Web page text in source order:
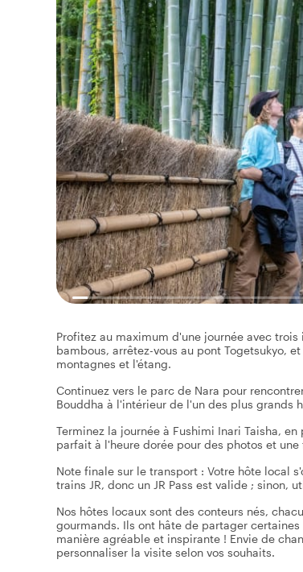
Profitez au maximum d'une journée avec
bambous, arrêtez-vous au pont Togetsukyo,
montagnes et l'étang.
Continuez vers le parc de Nara pour
Bouddha à l'intérieur de l'un des plus grands
Terminez la journée à Fushimi Inari Taisha,
parfait à l'heure dorée pour des photos et
Note finale sur le transport : Votre hôte local
trains JR, donc un JR Pass est valide ; sinon,
Nos hôtes locaux sont des conteurs nés,
gourmands. Ils ont hâte de partager
manière agréable et inspirante ! Envie de
personnaliser la visite selon vos souhaits.